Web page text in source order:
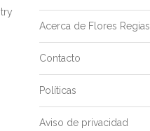
Acerca de Flores Regias
Contacto
Políticas
Aviso de privacidad